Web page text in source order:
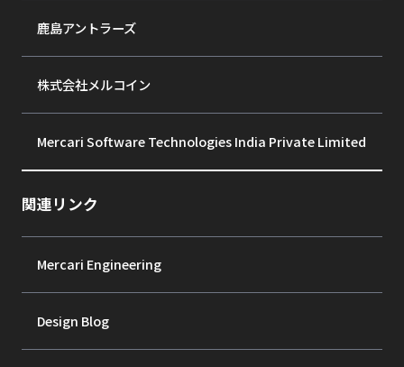
鹿島アントラーズ
株式会社メルコイン
Mercari Software Technologies India Private Limited
関連リンク
Mercari Engineering
Design Blog